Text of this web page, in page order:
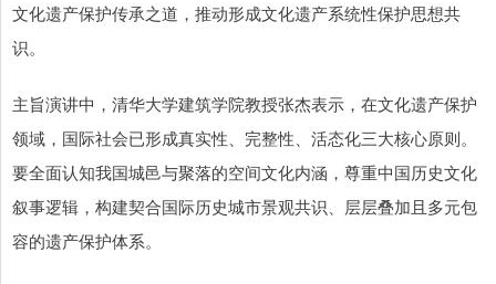
文化遗产保护传承之道，推动形成文化遗产系统性保护思想共
识。
主旨演讲中，清华大学建筑学院教授张杰表示，在文化遗产保护
领域，国际社会已形成真实性、完整性、活态化三大核心原则。
要全面认知我国城邑与聚落的空间文化内涵，尊重中国历史文化
叙事逻辑，构建契合国际历史城市景观共识、层层叠加且多元包
容的遗产保护体系。